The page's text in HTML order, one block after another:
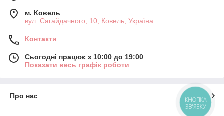
м. Ковель
вул. Сагайдачного, 10, Ковель, Україна
Контакти
Сьогодні працює з 10:00 до 19:00
Показати весь графік роботи
Про нас
КНОПКА
ЗВ'ЯЗКУ